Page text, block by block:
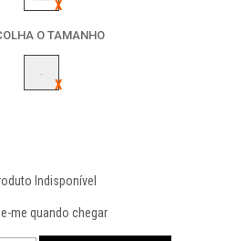
O TAMANHO
-
Indisponível
me quando chegar